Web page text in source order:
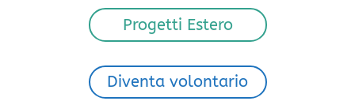
Progetti Estero
Diventa volontario